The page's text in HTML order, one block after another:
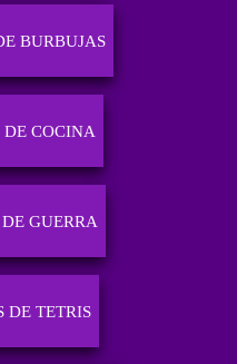
BURBUJAS
DE COCINA
DE GUERRA
DE TETRIS